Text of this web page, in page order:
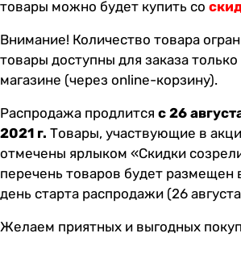
товары можно будет купить со
Внимание! Количество товара
товары доступны для заказа
магазине (через online-корзину).
Распродажа продлится с 26
2021 г. Товары, участвующие в
отмечены ярлыком «Скидки
перечень товаров будет размещен
день старта распродажи (26
Желаем приятных и выгодных